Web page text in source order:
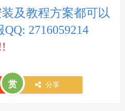
及教程方案都可以
2716059214
赏 分享